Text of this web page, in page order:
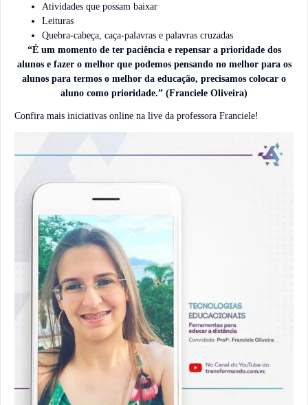
Atividades que possam baixar
Leituras
Quebra-cabeça, caça-palavras e palavras cruzadas
“É um momento de ter paciência e repensar a prioridade dos
alunos e fazer o melhor que podemos pensando no melhor para os
alunos para termos o melhor da educação, precisamos colocar o
aluno como prioridade.” (Franciele Oliveira)
Confira mais iniciativas online na live da professora Franciele!